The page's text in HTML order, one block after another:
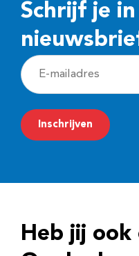
Schrijf je
E
-
m
a
r
Inschrijven
Heb jij ook